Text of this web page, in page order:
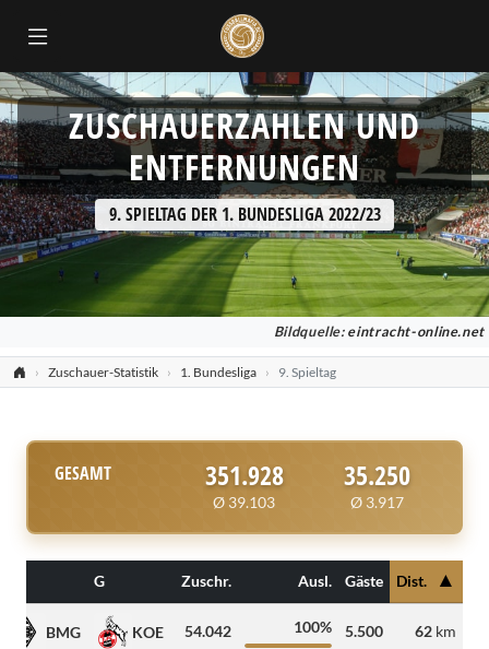
ZUSCHAUERZAHLEN UND
ENTFERNUNGEN
9. SPIELTAG DER 1. BUNDESLIGA 2022/23
Bildquelle: eintracht-online.net
Zuschauer-Statistik 1. Bundesliga 9. Spieltag
GESAMT 351.928
Ø 39.103
35.250
Ø 3.917
G Zuschr. Ausl. Gäste Dist. ▲
BMG KOE 54.042 100% 5.500 62 km